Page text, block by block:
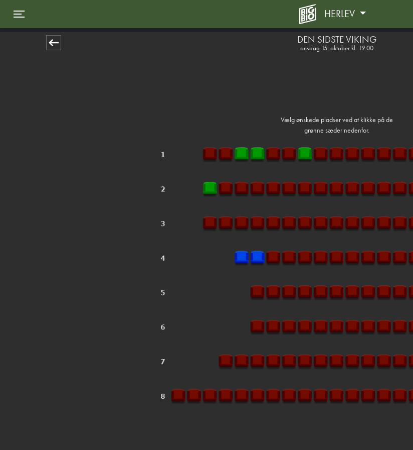
HERLEV
DEN SIDSTE VIKING
onsdag 15. oktober kl. 19:00
Vælg ønskede pladser ved at klikke på de
grønne sæder nedenfor.
1step-front02 074205